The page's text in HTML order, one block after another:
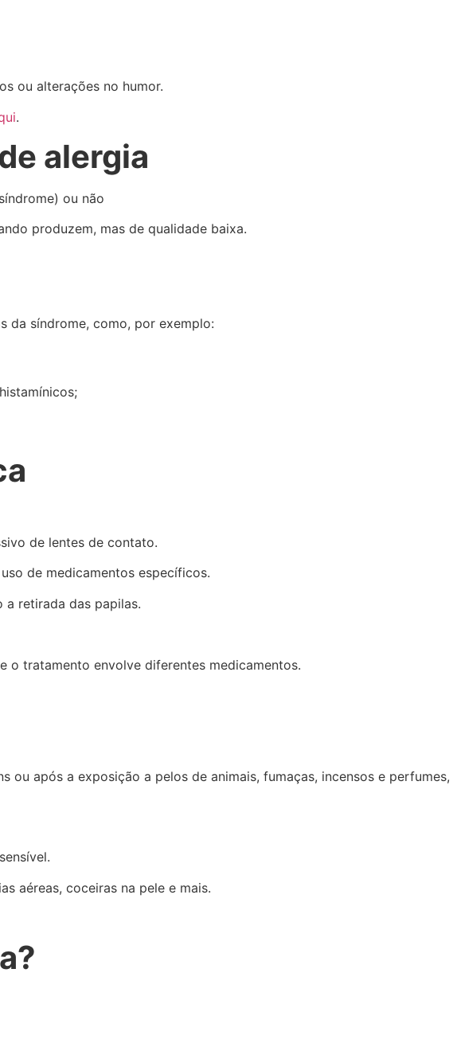
ou alterações no humor.
.
alergia
ou não
produzem, mas de qualidade baixa.
da síndrome, como, por exemplo:
de lentes de contato.
de medicamentos específicos.
a retirada das papilas.
o tratamento envolve diferentes medicamentos.
ou após a exposição a pelos de animais, fumaças, incensos e perfumes,
aéreas, coceiras na pele e mais.